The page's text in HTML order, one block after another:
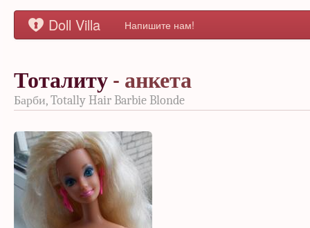
Doll Villa Напишите нам!
Тоталиту - анкета
Барби, Totally Hair Barbie Blonde